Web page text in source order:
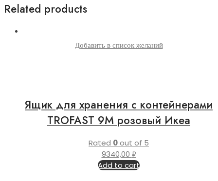
Related products
Добавить в список желаний
Ящик для хранения с контейнерами
TROFAST 9М розовый Икеа
Rated 0out of 5
9340,00 ₽
Add to cart